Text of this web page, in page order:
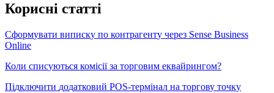
Корисні статті
Сформувати виписку по контрагенту через Sense Business
Online
Коли списуються комісії за торговим еквайрингом?
Підключити додатковий POS-термінал на торгову точку